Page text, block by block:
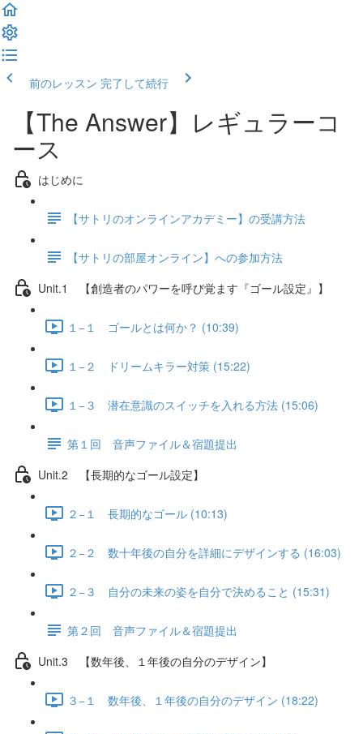
前のレッスン 完了して続行
【The Answer】レギュラーコ
ース
はじめに
【サトリのオンラインアカデミー】の受講方法
【サトリの部屋オンライン】への参加方法
Unit.1 【創造者のパワーを呼び覚ます『ゴール設定』】
１−１ ゴールとは何か？ (10:39)
１−２ ドリームキラー対策 (15:22)
１−３ 潜在意識のスイッチを入れる方法 (15:06)
第１回 音声ファイル＆宿題提出
Unit.2 【長期的なゴール設定】
２−１ 長期的なゴール (10:13)
２−２ 数十年後の自分を詳細にデザインする (16:03)
２−３ 自分の未来の姿を自分で決めること (15:31)
第２回 音声ファイル＆宿題提出
Unit.3 【数年後、１年後の自分のデザイン】
３−１ 数年後、１年後の自分のデザイン (18:22)